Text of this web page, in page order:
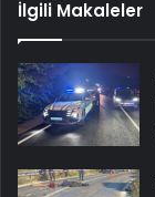
İlgili Makaleler